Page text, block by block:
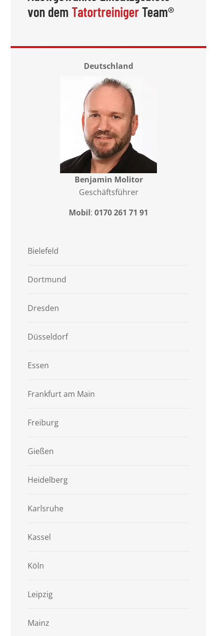
von demTatortreinigerTeam®
Deutschland
Benjamin Molitor
Geschäftsführer
Mobil: 0170 261 71 91
Bielefeld
Dortmund
Dresden
Düsseldorf
Essen
Frankfurt am Main
Freiburg
Gießen
Heidelberg
Karlsruhe
Kassel
Köln
Leipzig
Mainz